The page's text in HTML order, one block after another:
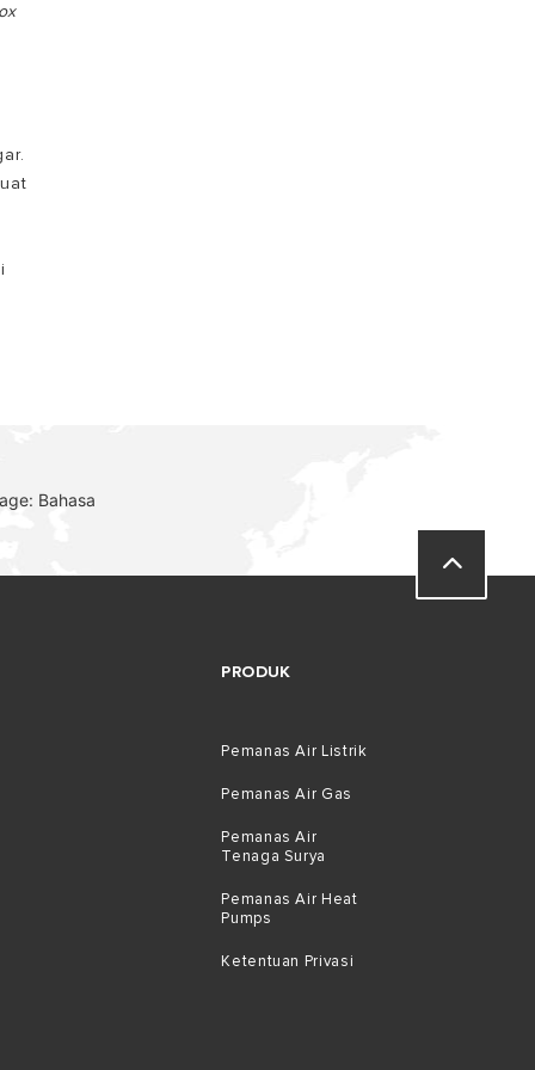
Bahasa
PRODUK
Pemanas Air Listrik
Pemanas Air Gas
Pemanas Air
Tenaga Surya
Pemanas Air Heat
Pumps
Ketentuan Privasi